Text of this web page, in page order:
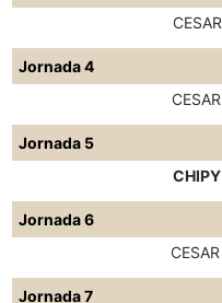
CESAR
Jornada 4
CESAR
Jornada 5
CHIPY
Jornada 6
CESAR
Jornada 7